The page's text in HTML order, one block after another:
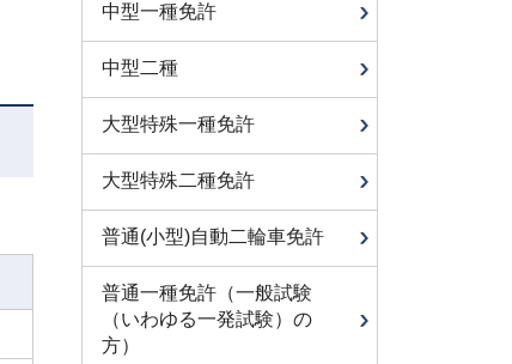
中型一種免許
中型二種
大型特殊一種免許
大型特殊二種免許
普通(小型)自動二輪車免許
普通一種免許（一般試験
（いわゆる一発試験）の
方）